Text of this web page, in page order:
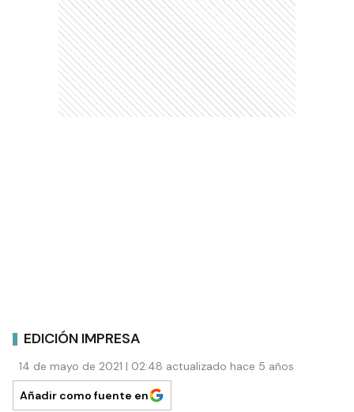
EDICIÓN IMPRESA
14 de mayo de 2021 | 02:48 actualizado hace 5 años
Añadir como fuente en